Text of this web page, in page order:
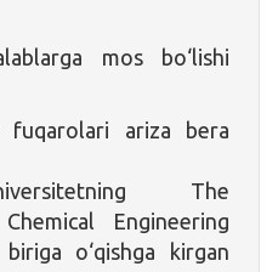
mos bo‘lishi
fuqarolari ariza bera
The
Engineering
o‘qishga kirgan